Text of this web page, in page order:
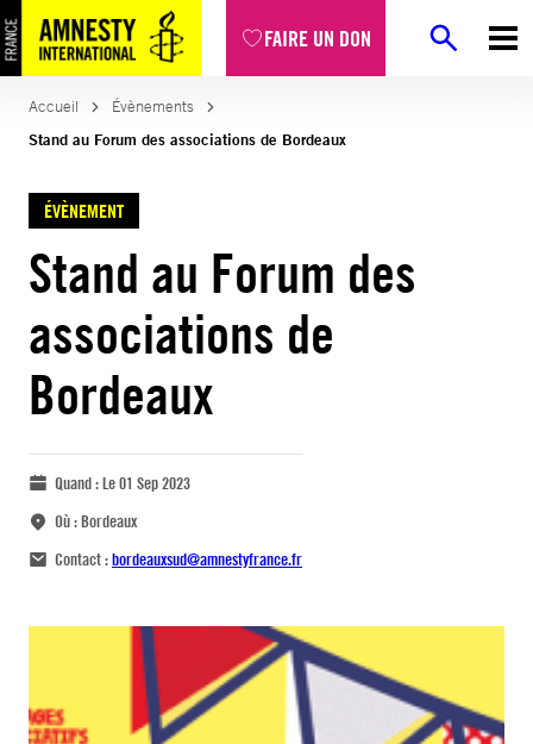
FAIRE UN DON
Accueil
Évènements
Stand au Forum des associations de Bordeaux
ÉVÈNEMENT
Stand au Forum des
associations de
Bordeaux
Quand :Le 01 Sep 2023
Où :Bordeaux
Contact :bordeauxsud@amnestyfrance.fr